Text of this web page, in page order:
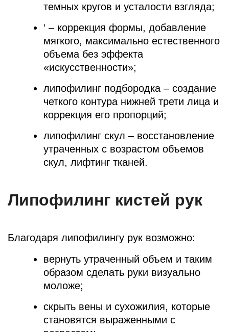
темных кругов и усталости взгляда;
‘ – коррекция формы, добавление
мягкого, максимально естественного
объема без эффекта
«искусственности»;
липофилинг подбородка – создание
четкого контура нижней трети лица и
коррекция его пропорций;
липофилинг скул – восстановление
утраченных с возрастом объемов
скул, лифтинг тканей.
Липофилинг кистей рук
Благодаря липофилингу рук возможно:
вернуть утраченный объем и таким
образом сделать руки визуально
моложе;
скрыть вены и сухожилия, которые
становятся выраженными с